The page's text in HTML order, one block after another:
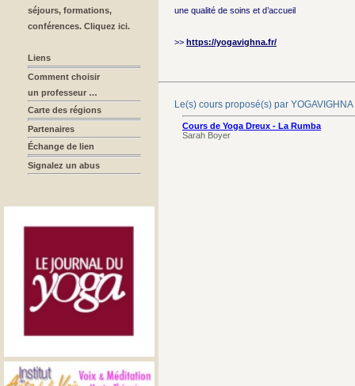
séjours, formations,
conférences. Cliquez ici.
Liens
Comment choisir
un professeur …
Carte des régions
Partenaires
Échange de lien
Signalez un abus
une qualité de soins et d’accueil
>> https://yogavighna.fr/
Le(s) cours proposé(s) par YOGAVIGHNA
Cours de Yoga Dreux - La Rumba
Sarah Boyer